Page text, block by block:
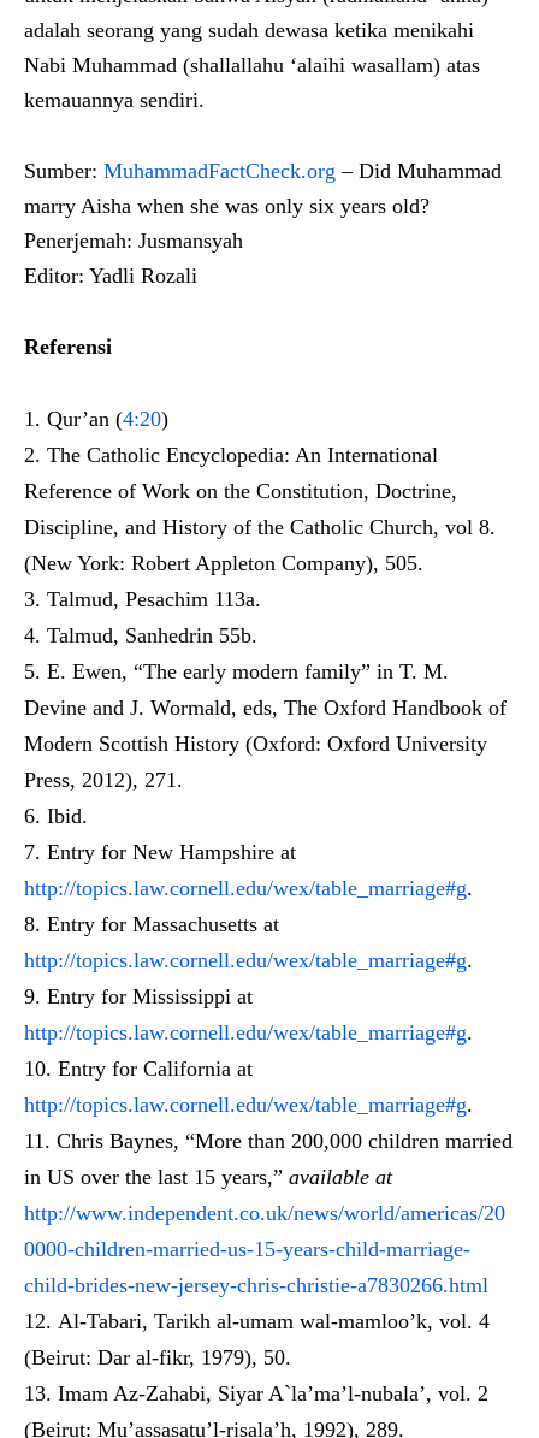
adalah seorang yang sudah dewasa ketika menikahi
Nabi Muhammad (shallallahu ‘alaihi wasallam) atas
kemauannya sendiri.
Sumber: MuhammadFactCheck.org – Did Muhammad
marry Aisha when she was only six years old?
Penerjemah: Jusmansyah
Editor: Yadli Rozali
Referensi
Qur’an (4:20)
The Catholic Encyclopedia: An International
Reference of Work on the Constitution, Doctrine,
Discipline, and History of the Catholic Church, vol 8.
(New York: Robert Appleton Company), 505.
Talmud, Pesachim 113a.
Talmud, Sanhedrin 55b.
E. Ewen, “The early modern family” in T. M.
Devine and J. Wormald, eds, The Oxford Handbook of
Modern Scottish History (Oxford: Oxford University
Press, 2012), 271.
Ibid.
Entry for New Hampshire at
http://topics.law.cornell.edu/wex/table_marriage#g.
Entry for Massachusetts at
http://topics.law.cornell.edu/wex/table_marriage#g.
Entry for Mississippi at
http://topics.law.cornell.edu/wex/table_marriage#g.
Entry for California at
http://topics.law.cornell.edu/wex/table_marriage#g.
Chris Baynes, “More than 200,000 children married
in US over the last 15 years,” available at
http://www.independent.co.uk/news/world/americas/20
0000-children-married-us-15-years-child-marriage-
child-brides-new-jersey-chris-christie-a7830266.html
Al-Tabari, Tarikh al-umam wal-mamloo’k, vol. 4
(Beirut: Dar al-fikr, 1979), 50.
Imam Az-Zahabi, Siyar A`la’ma’l-nubala’, vol. 2
(Beirut: Mu’assasatu’l-risala’h, 1992), 289.